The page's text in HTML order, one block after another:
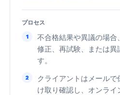
プロセス
1
不合格結果や異議の場
修正、再試験、または異
す。
2
クライアントはメール
け取り確認し、オンライ